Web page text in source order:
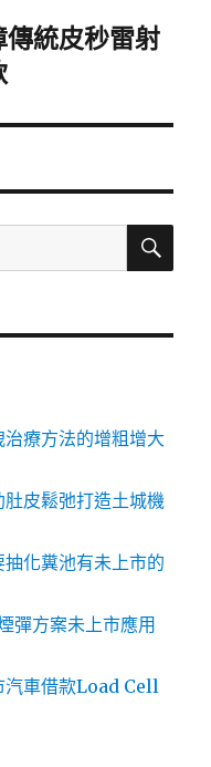
傳統皮秒雷射
搜
療方法的增粗增大
皮鬆弛打造土城機
化糞池有未上市的
彈方案未上市應用
汽車借款Load Cell